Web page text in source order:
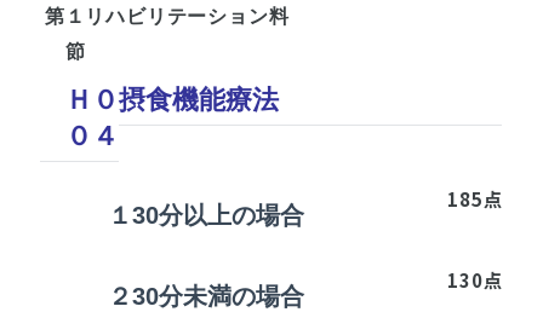
第１
節
リハビリテーション料
Ｈ０
０４
摂食機能療法
１30分以上の場合
185点
２30分未満の場合
130点